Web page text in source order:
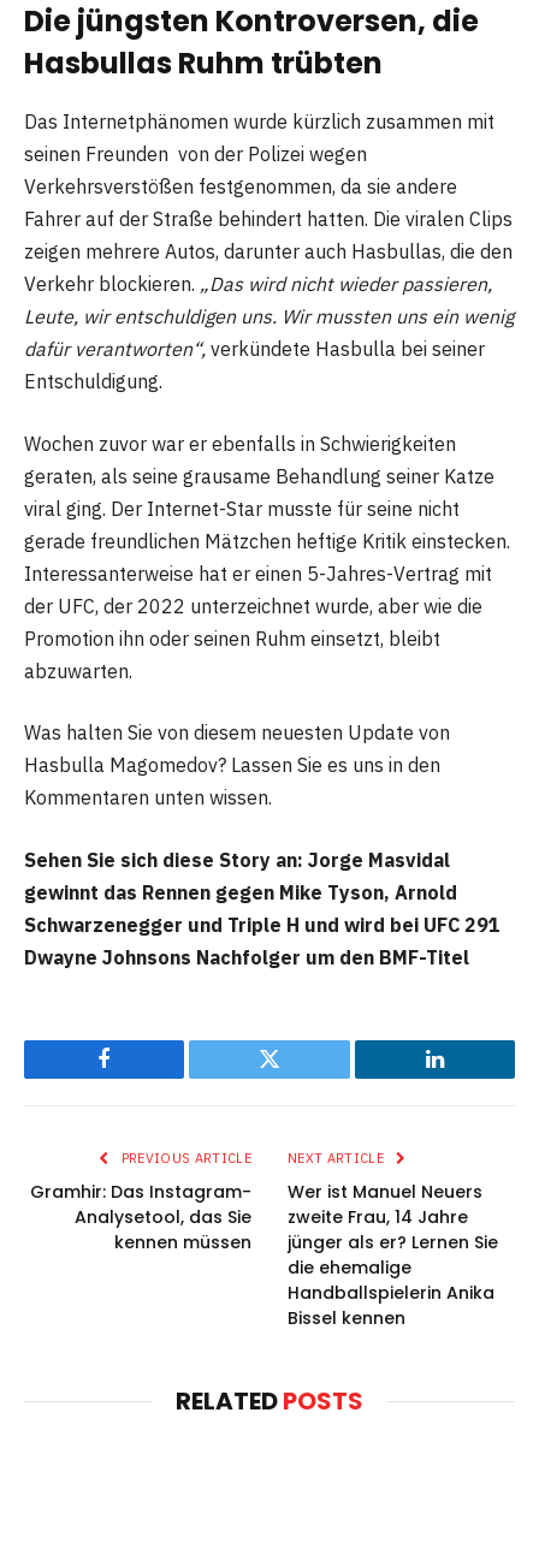
Die jüngsten Kontroversen, die
Hasbullas Ruhm trübten
Das Internetphänomen wurde kürzlich zusammen mit
seinen Freunden von der Polizei wegen
Verkehrsverstößen festgenommen, da sie andere
Fahrer auf der Straße behindert hatten. Die viralen Clips
zeigen mehrere Autos, darunter auch Hasbullas, die den
Verkehr blockieren. „Das wird nicht wieder passieren,
Leute, wir entschuldigen uns. Wir mussten uns ein wenig
dafür verantworten“, verkündete Hasbulla bei seiner
Entschuldigung.
Wochen zuvor war er ebenfalls in Schwierigkeiten
geraten, als seine grausame Behandlung seiner Katze
viral ging. Der Internet-Star musste für seine nicht
gerade freundlichen Mätzchen heftige Kritik einstecken.
Interessanterweise hat er einen 5-Jahres-Vertrag mit
der UFC, der 2022 unterzeichnet wurde, aber wie die
Promotion ihn oder seinen Ruhm einsetzt, bleibt
abzuwarten.
Was halten Sie von diesem neuesten Update von
Hasbulla Magomedov? Lassen Sie es uns in den
Kommentaren unten wissen.
Sehen Sie sich diese Story an: Jorge Masvidal
gewinnt das Rennen gegen Mike Tyson, Arnold
Schwarzenegger und Triple H und wird bei UFC 291
Dwayne Johnsons Nachfolger um den BMF-Titel
Facebook Twitter LinkedIn
PREVIOUS ARTICLE
Gramhir: Das Instagram-
Analysetool, das Sie
kennen müssen
NEXT ARTICLE
Wer ist Manuel Neuers
zweite Frau, 14 Jahre
jünger als er? Lernen Sie
die ehemalige
Handballspielerin Anika
Bissel kennen
RELATEDPOSTS